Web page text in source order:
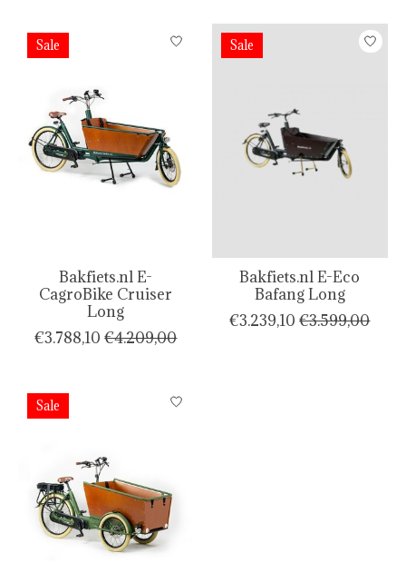
Sale
Bakfiets.nl E-
CagroBike Cruiser
Long
€3.788,10 €4.209,00
Sale
Bakfiets.nl E-Eco
Bafang Long
€3.239,10 €3.599,00
Sale